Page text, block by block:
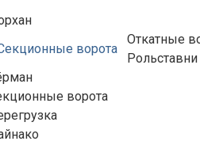
ворота
Откатные
Рольставни
ворота